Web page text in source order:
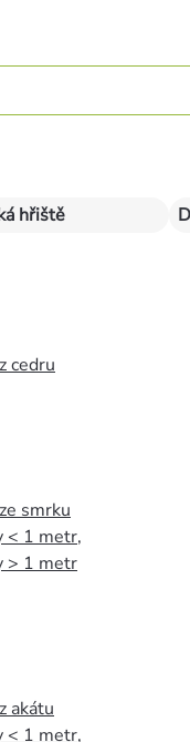
hřiště
cedru
smrku
< 1 metr,
> 1 metr
akátu
< 1 metr,